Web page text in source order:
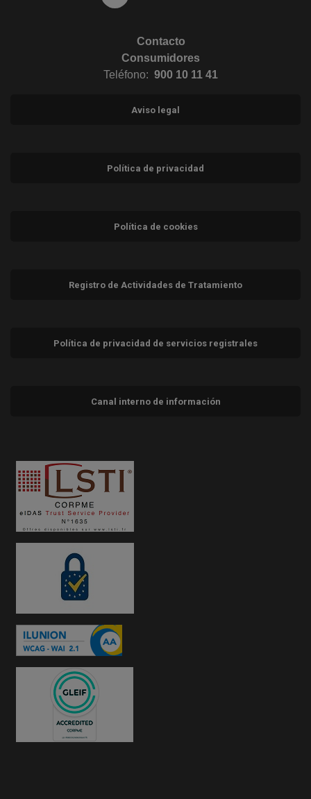
Contacto
Consumidores
Teléfono: 900 10 11 41
Aviso legal
Política de privacidad
Política de cookies
Registro de Actividades de Tratamiento
Política de privacidad de servicios registrales
Canal interno de información